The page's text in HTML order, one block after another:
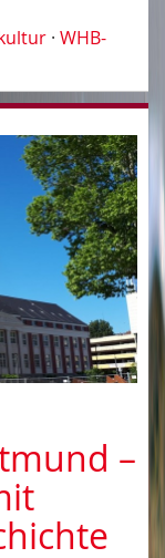
· WHB-
–